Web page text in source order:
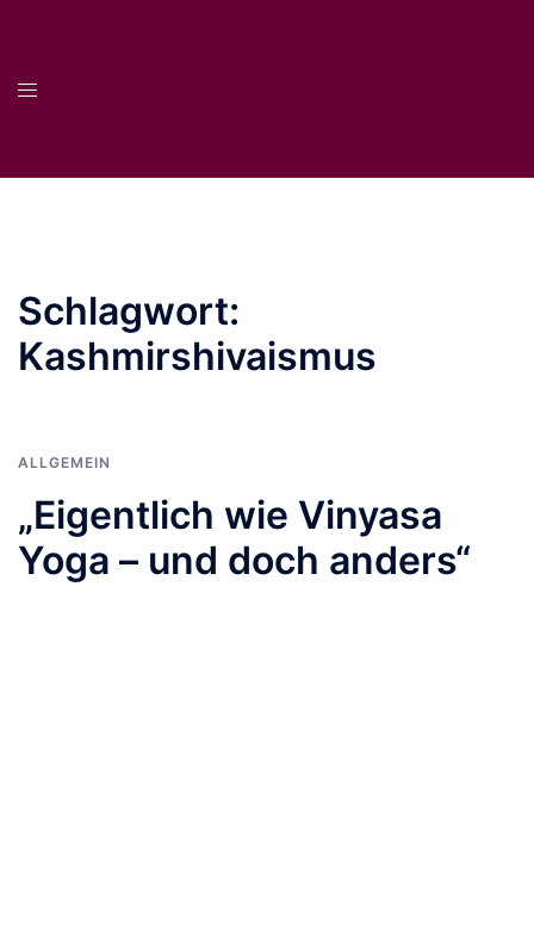
Menü
Schlagwort:
Kashmirshivaismus
ALLGEMEIN
„Eigentlich wie Vinyasa
Yoga – und doch anders“